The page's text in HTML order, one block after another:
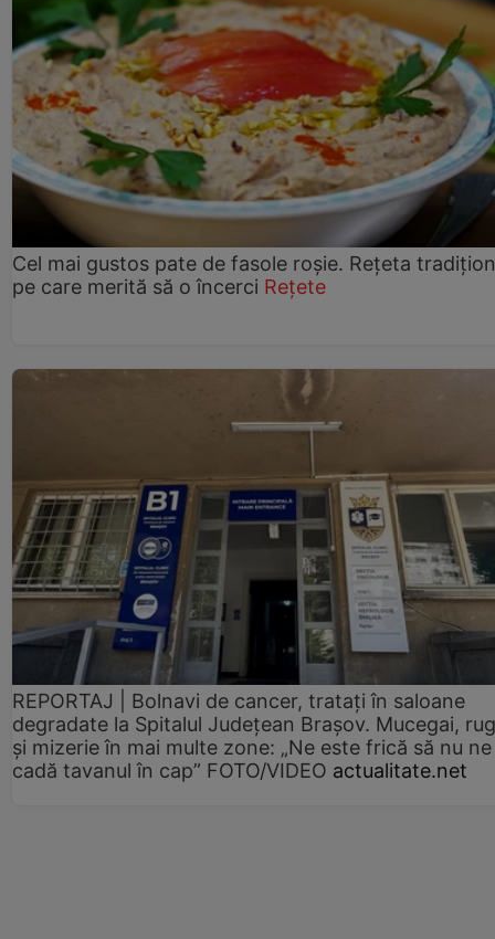
Cel mai gustos pate de fasole roșie. Rețeta
pe care merită să o încerci Rețete
REPORTAJ | Bolnavi de cancer, tratați în saloane
degradate la Spitalul Județean Brașov. Mucegai,
și mizerie în mai multe zone: „Ne este frică să nu ne
cadă tavanul în cap” FOTO/VIDEO actualitate.net